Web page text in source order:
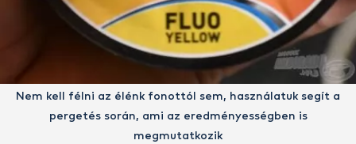
Nem kell félni az élénk fonottól sem, használatuk segít a
pergetés során, ami az eredményességben is
megmutatkozik